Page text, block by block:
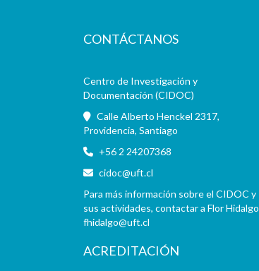
CONTÁCTANOS
Centro de Investigación y
Documentación (CIDOC)
Calle Alberto Henckel 2317,
Providencia, Santiago
+56 2 24207368
cidoc@uft.cl
Para más información sobre el CIDOC y
sus actividades, contactar a Flor Hidalgo
fhidalgo@uft.cl
ACREDITACIÓN